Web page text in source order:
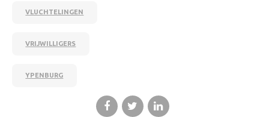
VLUCHTELINGEN
VRIJWILLIGERS
YPENBURG